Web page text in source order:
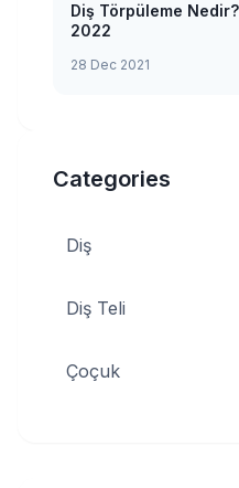
Diş Törpüleme
2022
28 Dec 2021
Categories
Diş
Diş Teli
Çoçuk